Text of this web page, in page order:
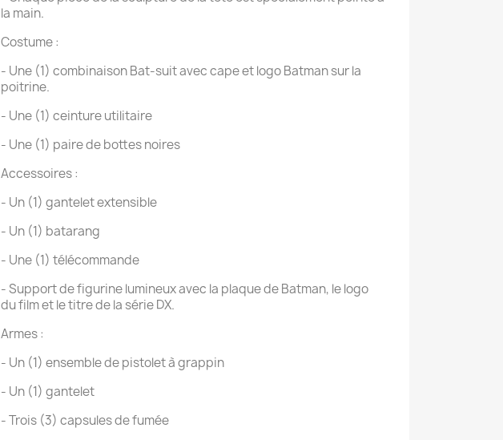
la main.
Costume :
- Une (1) combinaison Bat-suit avec cape et logo Batman sur la
poitrine.
- Une (1) ceinture utilitaire
- Une (1) paire de bottes noires
Accessoires :
- Un (1) gantelet extensible
- Un (1) batarang
- Une (1) télécommande
- Support de figurine lumineux avec la plaque de Batman, le logo
du film et le titre de la série DX.
Armes :
- Un (1) ensemble de pistolet à grappin
- Un (1) gantelet
- Trois (3) capsules de fumée